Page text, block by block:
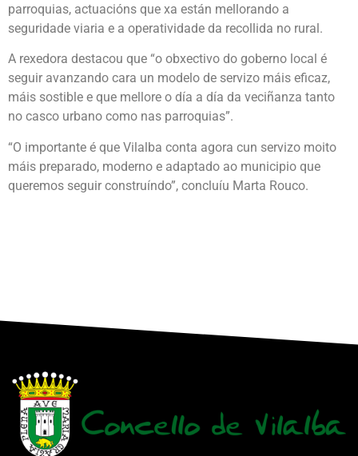
parroquias, actuacións que xa están mellorando a
seguridade viaria e a operatividade da recollida no rural.
A rexedora destacou que “o obxectivo do goberno local é
seguir avanzando cara un modelo de servizo máis eficaz,
máis sostible e que mellore o día a día da veciñanza tanto
no casco urbano como nas parroquias”.
“O importante é que Vilalba conta agora cun servizo moito
máis preparado, moderno e adaptado ao municipio que
queremos seguir construíndo”, concluíu Marta Rouco.